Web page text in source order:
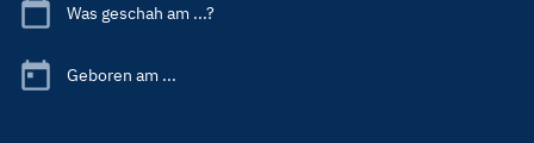
Was geschah am ...?
Geboren am ...